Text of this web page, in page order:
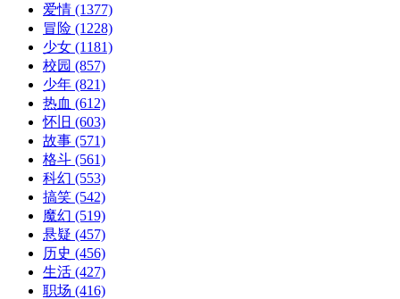
爱情 (1377)
冒险 (1228)
少女 (1181)
校园 (857)
少年 (821)
热血 (612)
怀旧 (603)
故事 (571)
格斗 (561)
科幻 (553)
搞笑 (542)
魔幻 (519)
悬疑 (457)
历史 (456)
生活 (427)
职场 (416)